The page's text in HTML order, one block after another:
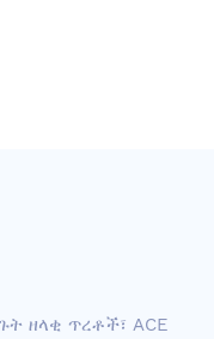
ዘላቂ ጥረቶች፣ ACE